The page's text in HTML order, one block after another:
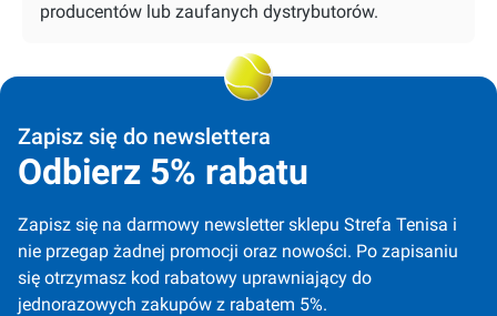
producentów lub zaufanych dystrybutorów.
Zapisz się do newslettera
Odbierz 5% rabatu
Zapisz się na darmowy newsletter sklepu Strefa Tenisa i
nie przegap żadnej promocji oraz nowości. Po zapisaniu
się otrzymasz kod rabatowy uprawniający do
jednorazowych zakupów z rabatem 5%.